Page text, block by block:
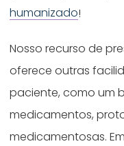
humanizado!
Nosso recurso de
oferece outras
paciente, como um
medicamentos,
medicamentosas.